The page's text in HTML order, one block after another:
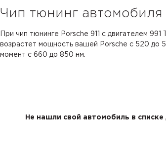
Чип тюнинг автомобиля
При чип тюнинге Porsche 911 с двигателем 991
возрастет мощность вашей Porsche с 520 до
момент с 660 до 850 нм.
Не нашли свой автомобиль в